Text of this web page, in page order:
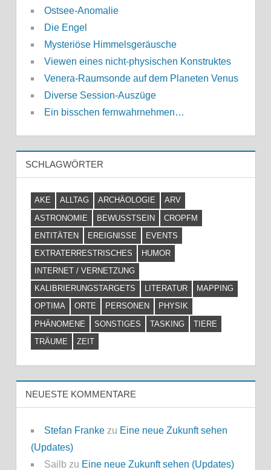
Ostsee-Anomalie
Die Engel
Mysteriöse Himmelsgeräusche
Viewen eines nicht-physischen Konstruktes
Venera-Raumsonde auf dem Planeten Venus
Diverse Session-Auszüge
Ein bisschen fernwahrnehmen…
SCHLAGWÖRTER
AKE ALLTAG ARCHÄOLOGIE
ARV
ASTRONOMIE
BEWUSSTSEIN
CROPFM
ENTITÄTEN
EREIGNISSE
EVENTS
EXTRATERRESTRISCHES
HUMOR
INTERNET / VERNETZUNG
KALIBRIERUNGSTARGETS
LITERATUR
MAPPING
OPTIMA
ORTE PERSONEN
PHYSIK
PHÄNOMENE
SONSTIGES TASKING
TIERE
TRÄUME
ZEIT
NEUESTE KOMMENTARE
Stefan Frankezu Eine neue Zukunft sehen
(Updates)
Sailb zu Eine neue Zukunft sehen (Updates)